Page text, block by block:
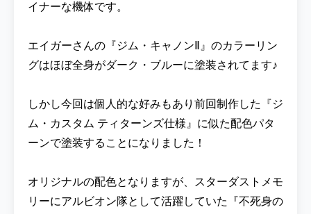
イナーな機体です。
エイガーさんの『ジム・キャノンⅡ』のカラーリン
グはほぼ全身がダーク・ブルーに塗装されてます♪
しかし今回は個人的な好みもあり前回制作した『ジ
ム・カスタム ティターンズ仕様』に似た配色パタ
ーンで塗装することになりました！
オリジナルの配色となりますが、スターダストメモ
リーにアルビオン隊として活躍していた『不死身の